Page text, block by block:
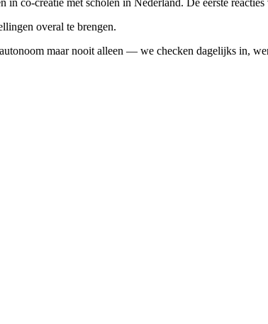
overal te brengen.
maar nooit alleen — we checken dagelijks in,